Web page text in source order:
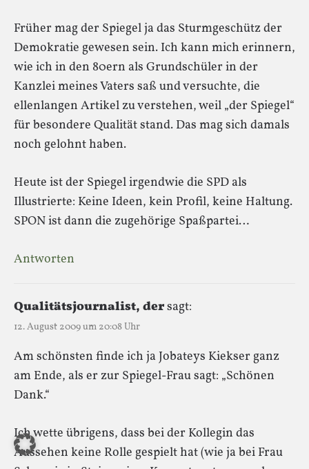
Früher mag der Spiegel ja das Sturmgeschütz der
Demokratie gewesen sein. Ich kann mich erinnern,
wie ich in den 80ern als Grundschüler in der
Kanzlei meines Vaters saß und versuchte, die
ellenlangen Artikel zu verstehen, weil „der Spiegel“
für besondere Qualität stand. Das mag sich damals
noch gelohnt haben.
Heute ist der Spiegel irgendwie die SPD als
Illustrierte: Keine Ideen, kein Profil, keine Haltung.
SPON ist dann die zugehörige Spaßpartei…
Antworten
Qualitätsjournalist, dersagt:
12. August 2009 um 20:08 Uhr
Am schönsten finde ich ja Jobateys Kiekser ganz
am Ende, als er zur Spiegel-Frau sagt: „Schönen
Dank.“
Ich wette übrigens, dass bei der Kollegin das
Aussehen keine Rolle gespielt hat (wie ja bei Frau